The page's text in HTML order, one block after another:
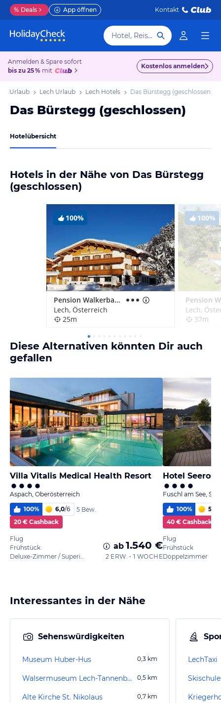
% Deals App öffnen Kontakt
Hotel, Reiseziel
Anmelden & Spare sofort
bis zu 25 % mit
Kostenlos anmelden
Urlaub Lech Urlaub Lech Hotels Das Bürstegg (geschlossen)
Das Bürstegg (geschlossen)
Hotelübersicht
Hotels in der Nähe von Das Bürstegg
(geschlossen)
100%
Pension Walkerbach
Lech, Österreich
25m
100%
Lech,
37m
Diese Alternativen könnten Dir auch
gefallen
Villa Vitalis Medical Health Resort
Aspach, Oberösterreich
100% 6,0/6
5 Bew.
20 € Cashback
Flug
Frühstück
Deluxe-Zimmer / Superior
ab 1.540 €
2 ERW. • 1 WOCHE
Hotel Seerose
Fuschl am See,
100% 5,9
40 € Cashback
Flug
Frühstück
Doppelzimmer
Interessantes in der Nähe
Sehenswürdigkeiten
Museum Huber-Hus 0,3 km
Walsermuseum Lech-Tannenberg 0,5 km
Alte Kirche St. Nikolaus 0,7 km
LechTaxi